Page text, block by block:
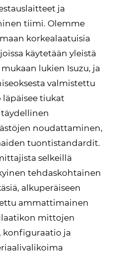
ja
tiimi. Olemme
korkealaatuisia
käytetään yleistä
lukien Isuzu, ja
valmistettu
tiukat
täydellinen
noudattaminen,
tuontistandardit.
selkeillä
tehdaskohtainen
alkuperäiseen
ammattimainen
mittojen
konfiguraatio ja